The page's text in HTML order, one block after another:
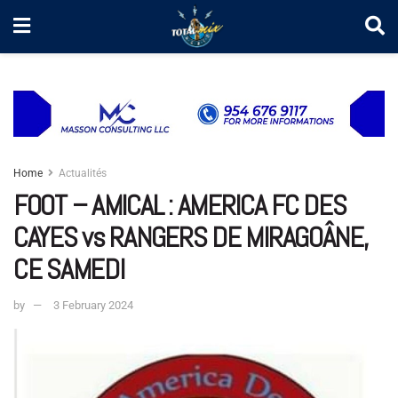
Home Actualités
FOOT – AMICAL : AMERICA FC DES
CAYES vs RANGERS DE MIRAGOÂNE,
CE SAMEDI
by 3 February 2024